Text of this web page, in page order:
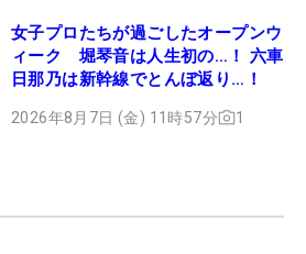
女子プロたちが過ごしたオープンウ
ィーク 堀琴音は人生初の…！ 六車
日那乃は新幹線でとんぼ返り…！
2026年8月7日 (金) 11時57分 1